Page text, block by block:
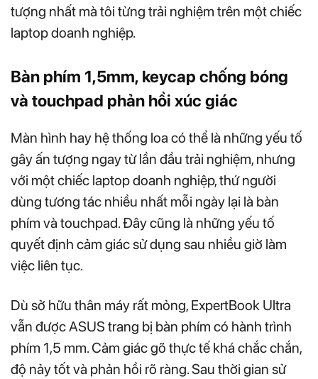
tượng nhất mà tôi từng trải nghiệm trên một chiếc
laptop doanh nghiệp.
Bàn phím 1,5mm, keycap chống bóng
và touchpad phản hồi xúc giác
Màn hình hay hệ thống loa có thể là những yếu tố
gây ấn tượng ngay từ lần đầu trải nghiệm, nhưng
với một chiếc laptop doanh nghiệp, thứ người
dùng tương tác nhiều nhất mỗi ngày lại là bàn
phím và touchpad. Đây cũng là những yếu tố
quyết định cảm giác sử dụng sau nhiều giờ làm
việc liên tục.
Dù sở hữu thân máy rất mỏng, ExpertBook Ultra
vẫn được ASUS trang bị bàn phím có hành trình
phím 1,5 mm. Cảm giác gõ thực tế khá chắc chắn,
độ nảy tốt và phản hồi rõ ràng. Sau thời gian sử